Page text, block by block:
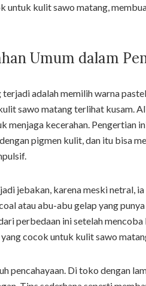
untuk kulit sawo matang,
Umum dalam
terjadi adalah memilih warna
sawo matang terlihat kusam.
menjaga kecerahan. Pengertian
pigmen kulit, dan itu bisa
jebakan, karena meski netral,
atau abu-abu gelap yang
perbedaan ini setelah
cocok untuk kulit sawo
pencahayaan. Di toko dengan